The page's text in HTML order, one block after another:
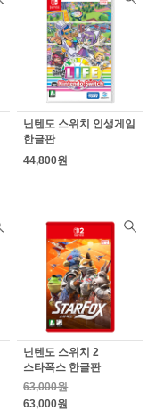
닌텐도 스위치 인생게임
한글판
44,800원
닌텐도 스위치 2
스타폭스 한글판
63,000원
63,000원